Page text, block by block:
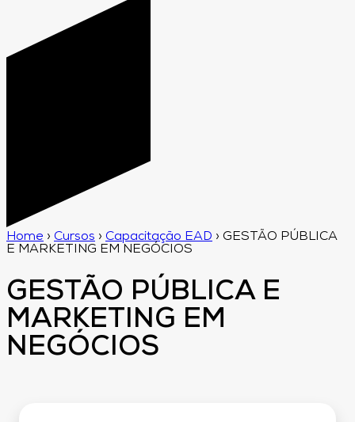
Home › Cursos › Capacitação EAD › GESTÃO PÚBLICA
E MARKETING EM NEGÓCIOS
GESTÃO PÚBLICA E
MARKETING EM
NEGÓCIOS